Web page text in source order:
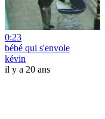
0:23
bébé qui s'envole
kévin
il y a 20 ans